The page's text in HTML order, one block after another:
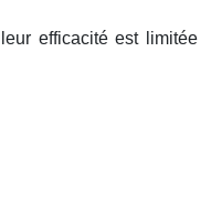
efficacité est limitée